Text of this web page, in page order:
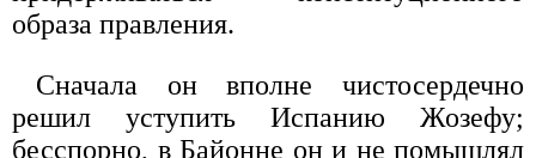
образа правления.
Сначала он вполне чистосердечно
решил уступить Испанию Жозефу;
бесспорно, в Байонне он и не помышлял